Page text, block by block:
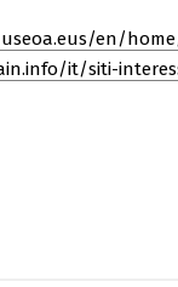
en/
it/siti-